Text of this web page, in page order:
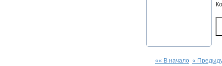
«« В начало «